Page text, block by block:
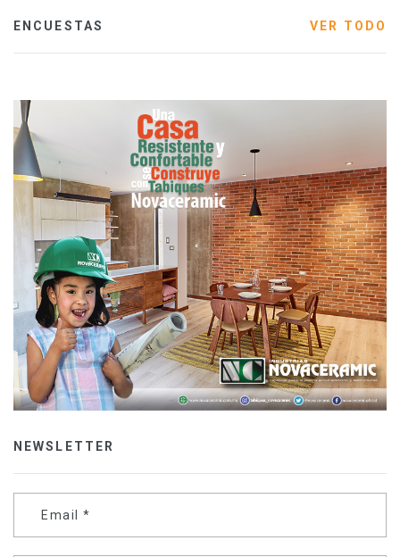
ENCUESTAS VER TODO
NEWSLETTER
Email *